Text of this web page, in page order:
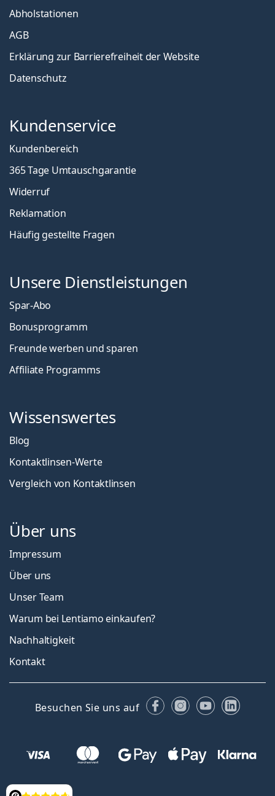
Abholstationen
AGB
Erklärung zur Barrierefreiheit der Website
Datenschutz
Kundenservice
Kundenbereich
365 Tage Umtauschgarantie
Widerruf
Reklamation
Häufig gestellte Fragen
Unsere Dienstleistungen
Spar-Abo
Bonusprogramm
Freunde werben und sparen
Affiliate Programms
Wissenswertes
Blog
Kontaktlinsen-Werte
Vergleich von Kontaktlinsen
Über uns
Impressum
Über uns
Unser Team
Warum bei Lentiamo einkaufen?
Nachhaltigkeit
Kontakt
Besuchen Sie uns auf FacebookInstagram
YouTube